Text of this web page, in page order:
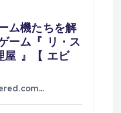
ム機たちを解
ーム『 リ・ス
屋 』【 エビ